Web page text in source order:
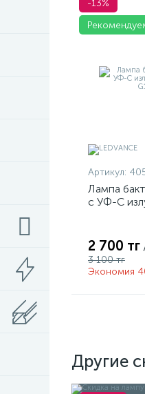
-13%
Артикул:
Лампа
с УФ-С
2 700 тг
3 100 тг
Экономия
Другие